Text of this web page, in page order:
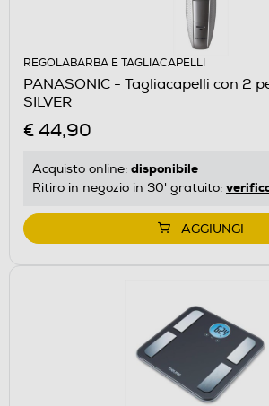
REGOLABARBA E TAGLIACAPELLI
PANASONIC - Tagliacapelli con 2
SILVER
€ 44,90
Acquisto online: disponibile
Ritiro in negozio in 30' gratuito:
AGGIUNGI